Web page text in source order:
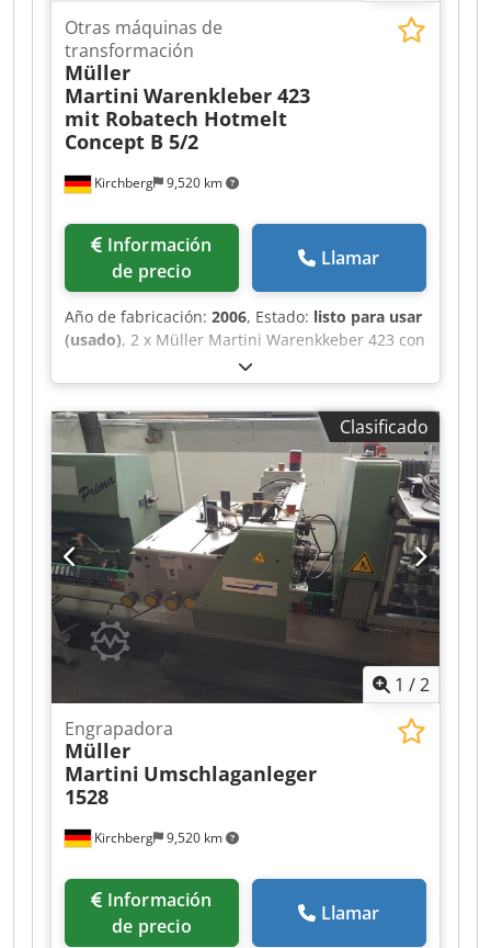
Kirchberg 9,520 km
Otras máquinas de
transformación
Müller
Martini Warenkleber 423
mit Robatech Hotmelt
Concept B 5/2
de precio
Llamar
Año de fabricación: 2006, Estado: listo para usar
(usado), 2 x Müller Martini Warenkkeber 423 con
Robatech Hotmelt Concept B 5/2, año 2006 para
Müller Martini Tempo grapadora de caballete.
Dkodpfx Agexfwvqeker En buen estado
Clasificado
1 /2
Kirchberg 9,520 km
Engrapadora
Müller
Martini Umschlaganleger
1528
de precio
Llamar